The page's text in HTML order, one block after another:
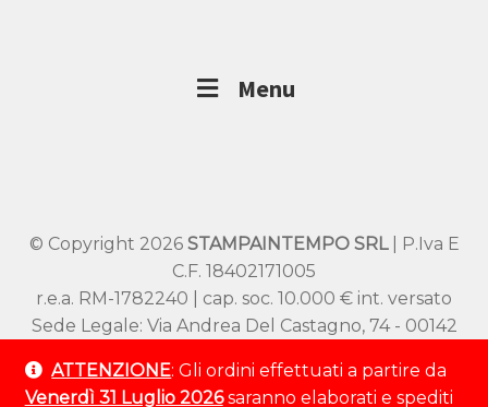
ATTENZIONE: Gli ordini effettuati a partire da
Venerdì 31 Luglio 2026saranno elaborati e spediti
Menu
© Copyright 2026 STAMPAINTEMPO SRL| P.Iva E
C.F. 18402171005
r.e.a. RM-1782240 | cap. soc. 10.000 € int. versato
Sede Legale: Via Andrea Del Castagno, 74 - 00142
Sede Operativa: Viale SS Pietro e Paolo 54/A –